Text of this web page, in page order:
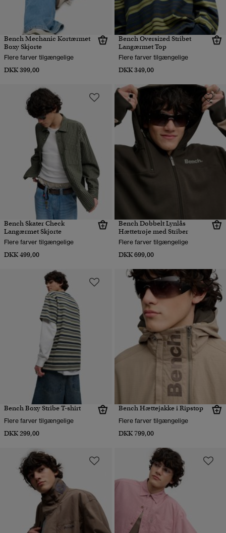
Bench Mechanic Kortærmet
Boxy Skjorte
Flere farver tilgængelige
DKK 399,00
Bench Oversized Stribet
Langærmet Top
Flere farver tilgængelige
DKK 349,00
Bench Skater Check
Langærmet Skjorte
Flere farver tilgængelige
DKK 499,00
Bench Dobbelt Lynlås
Hættetrøje med Striber
Flere farver tilgængelige
DKK 699,00
Bench Boxy Stribe T-shirt
Flere farver tilgængelige
DKK 299,00
Bench Hættejakke i Ripstop
Flere farver tilgængelige
DKK 799,00